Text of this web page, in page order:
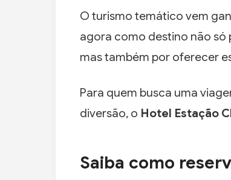
O turismo temático vem
agora como destino não só
mas também por oferecer
Para quem busca uma
diversão, o Hotel Estação
Saiba como